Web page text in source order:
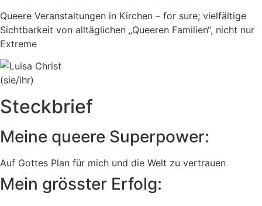
Queere Veranstaltungen in Kirchen – for sure; vielfältige
Sichtbarkeit von alltäglichen „Queeren Familien“, nicht nur
Extreme
(sie/ihr)
Steckbrief
Meine queere Superpower:
Auf Gottes Plan für mich und die Welt zu vertrauen
Mein grösster Erfolg: